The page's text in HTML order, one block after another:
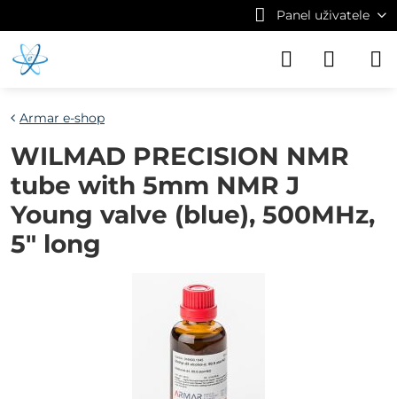
Panel uživatele
Armar e-shop
WILMAD PRECISION NMR
tube with 5mm NMR J
Young valve (blue), 500MHz,
5" long